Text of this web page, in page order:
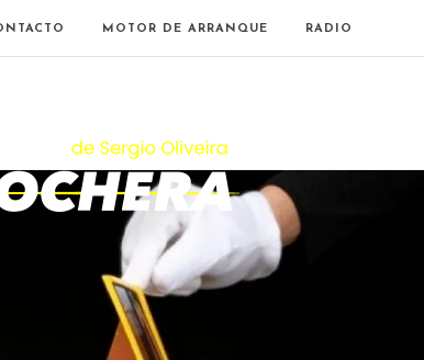
MOTOR DE ARRANQUE RADIO